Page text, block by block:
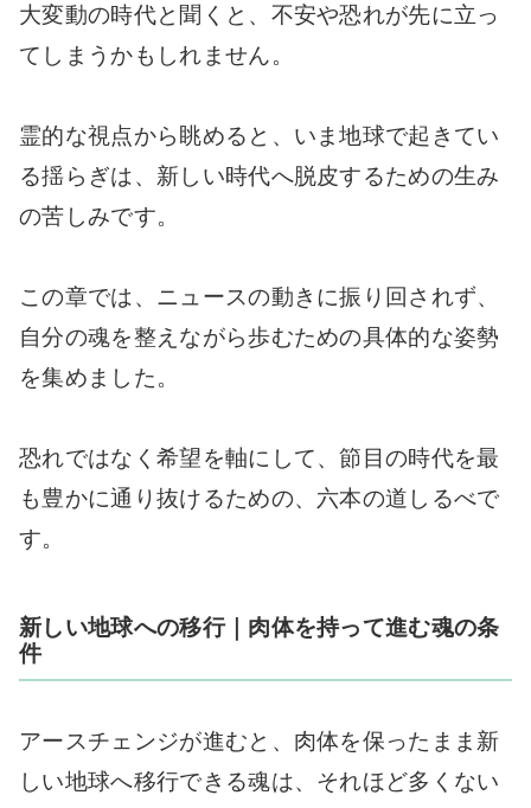
大変動の時代と聞くと、不安や恐れが先に立っ
てしまうかもしれません。
霊的な視点から眺めると、いま地球で起きてい
る揺らぎは、新しい時代へ脱皮するための生み
の苦しみです。
この章では、ニュースの動きに振り回されず、
自分の魂を整えながら歩むための具体的な姿勢
を集めました。
恐れではなく希望を軸にして、節目の時代を最
も豊かに通り抜けるための、六本の道しるべで
す。
新しい地球への移行｜肉体を持って進む魂の条
件
アースチェンジが進むと、肉体を保ったまま新
しい地球へ移行できる魂は、それほど多くない